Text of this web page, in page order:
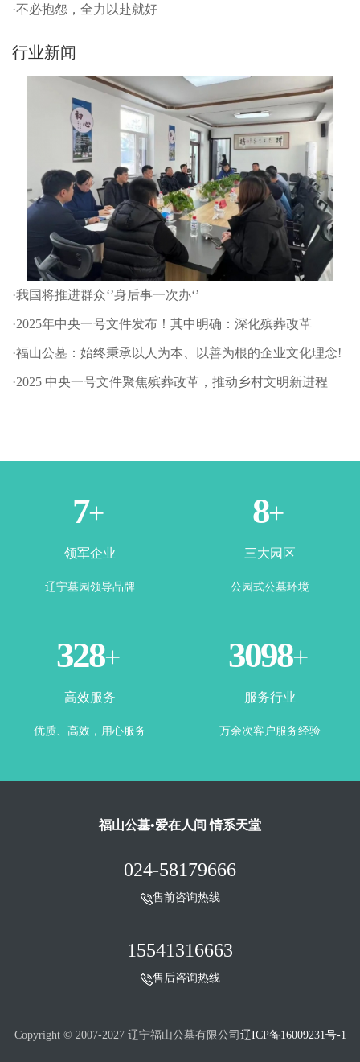
·不必抱怨，全力以赴就好
行业新闻
·我国将推进群众‘’身后事一次办‘’
·2025年中央一号文件发布！其中明确：深化殡葬改革
·福山公墓：始终秉承以人为本、以善为根的企业文化理念!
·2025 中央一号文件聚焦殡葬改革，推动乡村文明新进程
1+
领军企业
辽宁墓园领导品牌
3+
三大园区
公园式公墓环境
365+
高效服务
优质、高效，用心服务
3500+
服务行业
万余次客户服务经验
福山公墓•爱在人间 情系天堂
024-58179666
售前咨询热线
15541316663
售后咨询热线
Copyright © 2007-2027 辽宁福山公墓有限公司 辽ICP备16009231号-1